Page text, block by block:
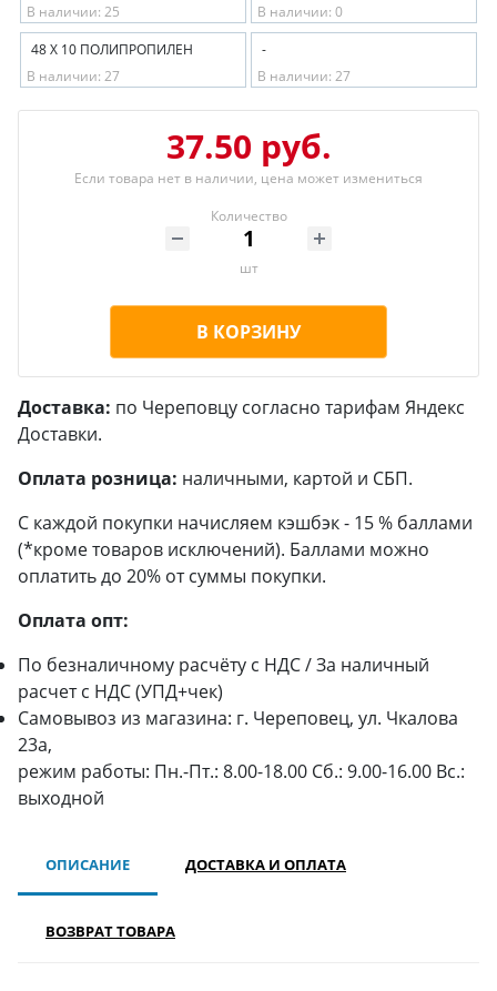
В наличии: 25
В наличии: 0
48 Х 10 ПОЛИПРОПИЛЕН
В наличии: 27
-
В наличии: 27
37.50 руб.
Если товара нет в наличии, цена может измениться
Количество
шт
В КОРЗИНУ
Доставка: по Череповцу согласно тарифам Яндекс
Доставки.
Оплата розница: наличными, картой и СБП.
С каждой покупки начисляем кэшбэк - 15 % баллами
(*кроме товаров исключений). Баллами можно
оплатить до 20% от суммы покупки.
Оплата опт:
По безналичному расчёту с НДС / За наличный
расчет с НДС (УПД+чек)
Самовывоз из магазина: г. Череповец, ул. Чкалова
23а,
режим работы: Пн.-Пт.: 8.00-18.00 Сб.: 9.00-16.00 Вс.:
выходной
ОПИСАНИЕ ДОСТАВКА И ОПЛАТА
ВОЗВРАТ ТОВАРА